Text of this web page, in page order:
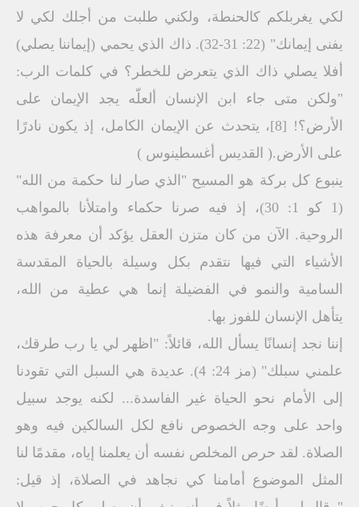
لكي يغربلكم كالحنطة، ولكني طلبت من أجلك لكي لا
يفنى إيمانك" (22: 31-32). ذاك الذي يحمي (إيماننا يصلي)
أفلا يصلي ذاك الذي يتعرض للخطر؟ في كلمات الرب:
"ولكن متى جاء ابن الإنسان ألعلّه يجد الإيمان على
الأرض؟! [8]، يتحدث عن الإيمان الكامل، إذ يكون نادرًا
على الأرض.( القديس أغسطينوس )
ينبوع كل بركة هو المسيح "الذي صار لنا حكمة من الله"
(1 كو 1: 30)، إذ فيه صرنا حكماء وامتلأنا بالمواهب
الروحية. الآن من كان متزن العقل يؤكد أن معرفة هذه
الأشياء التي فيها نتقدم بكل وسيلة بالحياة المقدسة
السامية والنمو في الفضيلة إنما هي عطية من الله،
يتأهل الإنسان للفوز بها.
إننا نجد إنسانًا يسأل الله، قائلاً: "اظهر لي يا رب طرقك،
علمني سبلك" (مز 24: 4). عديدة هي السبل التي تقودنا
إلى الأمام نحو الحياة غير الفاسدة... لكنه يوجد سبيل
واحد على وجه الخصوص نافع لكل السالكين فيه وهو
الصلاة. لقد حرص المخلص نفسه أن يعلمنا إياه، مقدمًا لنا
المثل الموضوع أمامنا كي نجاهد في الصلاة، إذ قيل: